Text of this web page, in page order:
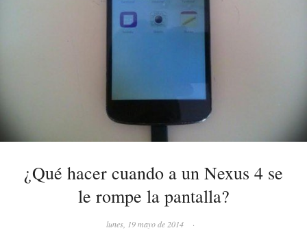
¿Qué hacer cuando a un Nexus 4 se
le rompe la pantalla?
lunes, 19 mayo de 2014 ·